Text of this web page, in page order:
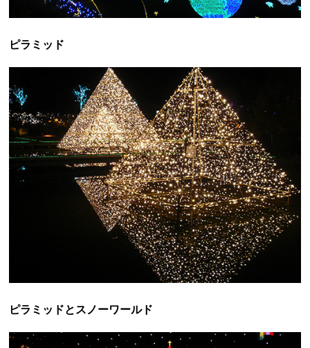
ピラミッド
ピラミッドとスノーワールド